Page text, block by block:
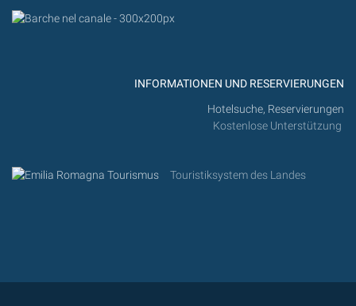
INFORMATIONEN UND RESERVIERUNGEN
Hotelsuche, Reservierungen
Kostenlose Unterstützung
Touristiksystem des Landes